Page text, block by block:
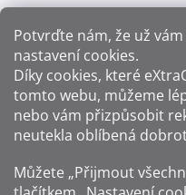
Potvrďte nám​​, že už
nastavení cookies.
Díky cookies, které
tomto webu, můžeme
nebo vám přizpůsobit
neutekla oblíbená
Můžete „Přijmout